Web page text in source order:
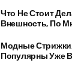
Что Не Стоит
Внешность, По
Модные
Популярны Уже